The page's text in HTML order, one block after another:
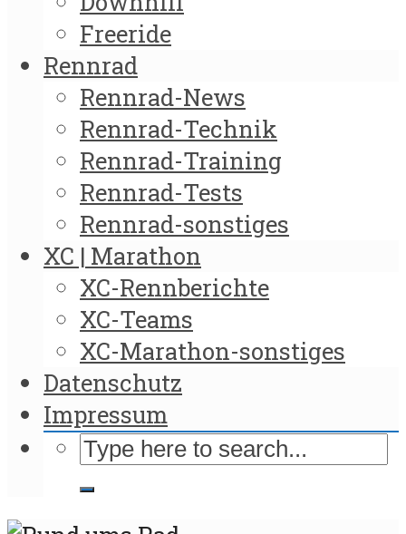
Freeride
Rennrad
Rennrad-News
Rennrad-Technik
Rennrad-Training
Rennrad-Tests
Rennrad-sonstiges
XC | Marathon
XC-Rennberichte
XC-Teams
XC-Marathon-sonstiges
Datenschutz
Impressum